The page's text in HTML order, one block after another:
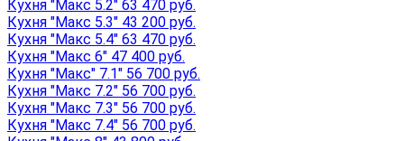
Кухня "Макс 5.2" 63 470 руб.
Кухня "Макс 5.3" 43 200 руб.
Кухня "Макс 5.4" 63 470 руб.
Кухня "Макс 6" 47 400 руб.
Кухня "Макс" 7.1" 56 700 руб.
Кухня "Макс 7.2" 56 700 руб.
Кухня "Макс 7.3" 56 700 руб.
Кухня "Макс 7.4" 56 700 руб.